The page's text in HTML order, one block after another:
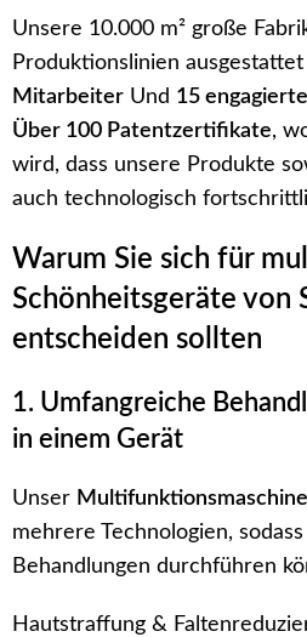
Unsere 10.000 m² große
Produktionslinien
Mitarbeiter Und 15
Über 100 Patentzertifikate,
wird, dass unsere Produkte
auch technologisch
Warum Sie sich für
Schönheitsgeräte von
entscheiden sollten
1. Umfangreiche
in einem Gerät
Unser
mehrere Technologien,
Behandlungen durchführen
Hautstraffung &